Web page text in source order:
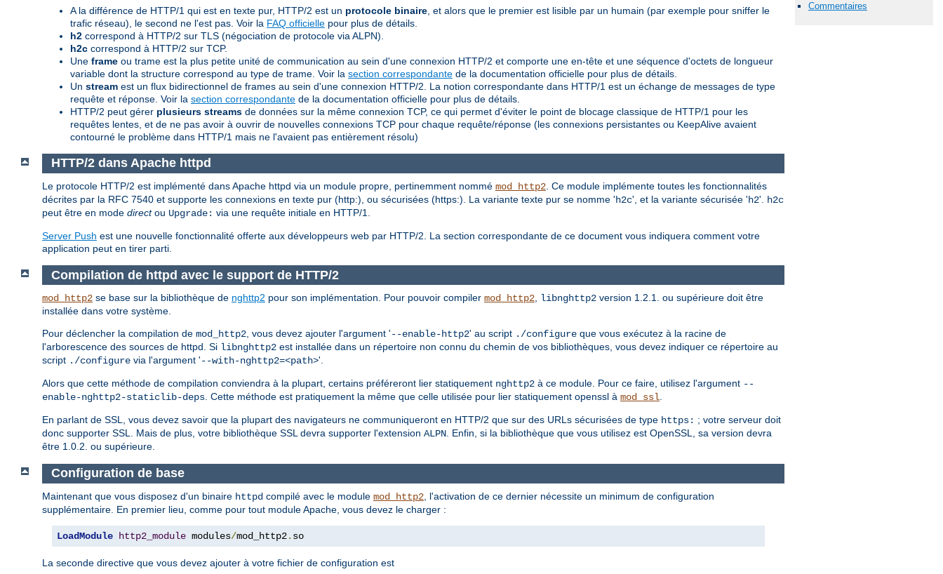
Commentaires
A la différence de HTTP/1 qui est en texte pur, HTTP/2 est un protocole binaire , et alors que le premier est lisible par un humain (par exemple pour sniffer le
trafic réseau), le second ne l'est pas. Voir la FAQ officielle pour plus de détails.
h2 correspond à HTTP/2 sur TLS (négociation de protocole via ALPN).
h2c correspond à HTTP/2 sur TCP.
Une frame ou trame est la plus petite unité de communication au sein d'une connexion HTTP/2 et comporte une en-tête et une séquence d'octets de longueur
variable dont la structure correspond au type de trame. Voir la section correspondante de la documentation officielle pour plus de détails.
Un stream est un flux bidirectionnel de frames au sein d'une connexion HTTP/2. La notion correspondante dans HTTP/1 est un échange de messages de type
requête et réponse. Voir la section correspondante de la documentation officielle pour plus de détails.
HTTP/2 peut gérer plusieurs streams de données sur la même connexion TCP, ce qui permet d'éviter le point de blocage classique de HTTP/1 pour les
requêtes lentes, et de ne pas avoir à ouvrir de nouvelles connexions TCP pour chaque requête/réponse (les connexions persistantes ou KeepAlive avaient
contourné le problème dans HTTP/1 mais ne l'avaient pas entièrement résolu)
HTTP/2 dans Apache httpd
Le protocole HTTP/2 est implémenté dans Apache httpd via un module propre, pertinemment nommé mod_http2 . Ce module implémente toutes les fonctionnalités
décrites par la RFC 7540 et supporte les connexions en texte pur (http:), ou sécurisées (https:). La variante texte pur se nomme 'h2c', et la variante sécurisée 'h2'.
h2c
peut être en mode directou Upgrade: via une requête initiale en HTTP/1.
Server Push est une nouvelle fonctionnalité offerte aux développeurs web par HTTP/2. La section correspondante de ce document vous indiquera comment votre
application peut en tirer parti.
Compilation de httpd avec le support de HTTP/2
mod_http2 se base sur la bibliothèque de nghttp2 pour son implémentation. Pour pouvoir compiler mod_http2, libnghttp2 version 1.2.1. ou supérieure doit être
installée dans votre système.
Pour déclencher la compilation de mod_http2, vous devez ajouter l'argument '--enable-http2' au script ./configure que vous exécutez à la racine de
l'arborescence des sources de httpd. Si libnghttp2 est installée dans un répertoire non connu du chemin de vos bibliothèques, vous devez indiquer ce répertoire au
script ./configure via l'argument '--with-nghttp2=<path>'.
Alors que cette méthode de compilation conviendra à la plupart, certains préféreront lier statiquement nghttp2 à ce module. Pour ce faire, utilisez l'argument --
enable-nghttp2-staticlib-deps. Cette méthode est pratiquement la même que celle utilisée pour lier statiquement openssl à mod_ssl.
En parlant de SSL, vous devez savoir que la plupart des navigateurs ne communiqueront en HTTP/2 que sur des URLs sécurisées de type https: ; votre serveur doit
donc supporter SSL. Mais de plus, votre bibliothèque SSL devra supporter l'extension ALPN. Enfin, si la bibliothèque que vous utilisez est OpenSSL, sa version devra
être 1.0.2. ou supérieure.
Configuration de base
Maintenant que vous disposez d'un binaire httpd compilé avec le module mod_http2 , l'activation de ce dernier nécessite un minimum de configuration
supplémentaire. En premier lieu, comme pour tout module Apache, vous devez le charger :
LoadModule http2_module modules/mod_http2. so
La seconde directive que vous devez ajouter à votre fichier de configuration est